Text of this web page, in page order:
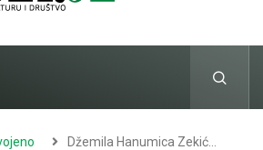
Džemila Hanumica Zekić…